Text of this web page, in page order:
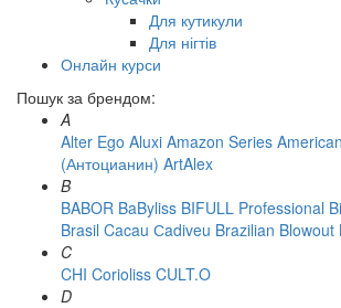
Для кутикули
Для нігтів
Онлайн курси
Пошук за брендом:
A
Alter Ego Aluxi Amazon Series
(Антоцианин) ArtAlex
B
BABOR BaByliss BIFULL Professional
Brasil Cacau Сadiveu Brazilian Blowout
C
CHI Corioliss CULT.O
D